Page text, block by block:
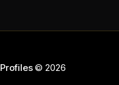
© 2026